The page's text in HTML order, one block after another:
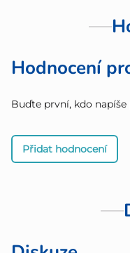
Hodnocení
Buďte první, kdo
Přidat hodnocení